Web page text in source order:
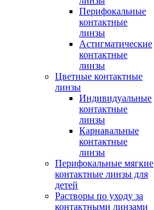
Перифокальные
контактные
линзы
Астигматические
контактные
линзы
Цветные контактные
линзы
Индивидуальные
контактные
линзы
Карнавальные
контактные
линзы
Перифокальные мягкие
контактные линзы для
детей
Растворы по уходу за
контактными линзами